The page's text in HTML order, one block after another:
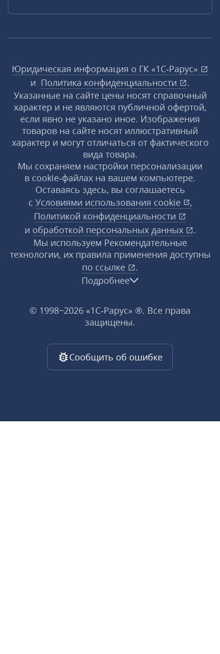
Юридическая информация о ГК «1С‑Рарус»
и Политика конфиденциальности
.
Указанные на сайте цены носят справочный
характер и не являются публичной офертой,
если явно не указано иное. Изображения
товаров на сайте носят иллюстративный
характер и могут отличаться от фактического
вида товара.
Мы сохраняем настройки персонализации
в cookie‑файлах на вашем компьютере.
Оставаясь здесь, вы соглашаетесь
с Условиями использования cookie
,
Политикой конфиденциальности
и обработкой персональных данных
.
Мы используем Рекомендательные
технологии, их правила применения доступны
по ссылке
.
Подробнее
© 1998−2026 «1С‑Рарус» ®. Все права
защищены.
Сообщить об ошибке